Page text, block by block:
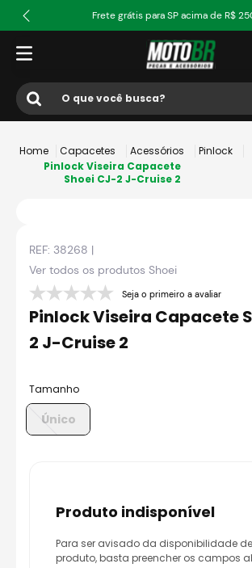
Frete grátis para SP acima de R$
O que você busca?
ls2
4º fw3
5 º capacete ls2
º
7º axxis fenix
9º capacete aberto
º race tech
Capacetes Acessórios
Pinlock
Pinlock Viseira Capacete
Shoei CJ-2 J-Cruise 2
REF: 38268 |
Ver todos os produtos Shoei
Seja o primeiro a avaliar
Pinlock Viseira Capacete
2 J-Cruise 2
Tamanho
Único
produto indisponível
Para ser avisado da disponibilidade
produto, basta preencher os campos